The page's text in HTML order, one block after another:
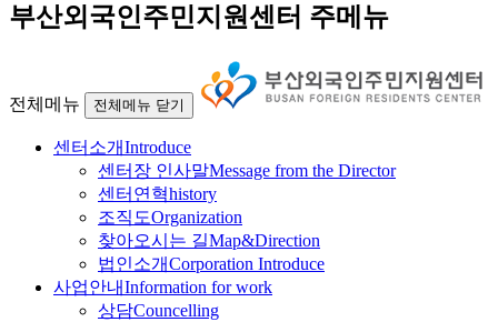
부산외국인주민지원센터 주메뉴
전체메뉴 전체메뉴 닫기
센터소개Introduce
센터장 인사말Message from the Director
센터연혁history
조직도Organization
찾아오시는 길Map&Direction
법인소개Corporation Introduce
사업안내Information for work
상담Councelling